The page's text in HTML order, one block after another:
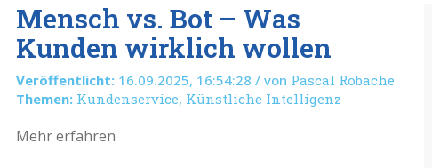
Mensch vs. Bot – Was
Kunden wirklich wollen
Veröffentlicht: 16.09.2025, 16:54:28 / von Pascal Robache
Themen: Kundenservice, Künstliche Intelligenz
Mehr erfahren